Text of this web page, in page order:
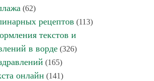
(62)
рецептов (113)
текстов и
в ворде(326)
(165)
онлайн (141)